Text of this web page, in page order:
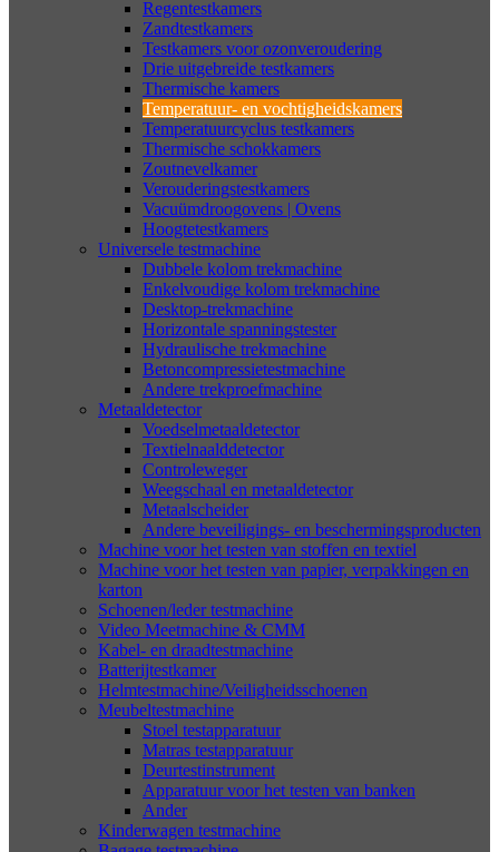
Regentestkamers
Zandtestkamers
Testkamers voor ozonveroudering
Drie uitgebreide testkamers
Thermische kamers
Temperatuur- en vochtigheidskamers
Temperatuurcyclus testkamers
Thermische schokkamers
Zoutnevelkamer
Verouderingstestkamers
Vacuümdroogovens | Ovens
Hoogtetestkamers
Universele testmachine
Dubbele kolom trekmachine
Enkelvoudige kolom trekmachine
Desktop-trekmachine
Horizontale spanningstester
Hydraulische trekmachine
Betoncompressietestmachine
Andere trekproefmachine
Metaaldetector
Voedselmetaaldetector
Textielnaalddetector
Controleweger
Weegschaal en metaaldetector
Metaalscheider
Andere beveiligings- en beschermingsproducten
Machine voor het testen van stoffen en textiel
Machine voor het testen van papier, verpakkingen en
karton
Schoenen/leder testmachine
Video Meetmachine & CMM
Kabel- en draadtestmachine
Batterijtestkamer
Helmtestmachine/Veiligheidsschoenen
Meubeltestmachine
Stoel testapparatuur
Matras testapparatuur
Deurtestinstrument
Apparatuur voor het testen van banken
Ander
Kinderwagen testmachine